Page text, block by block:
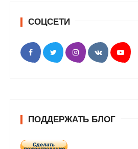
СОЦСЕТИ
ПОДДЕРЖАТЬ БЛОГ